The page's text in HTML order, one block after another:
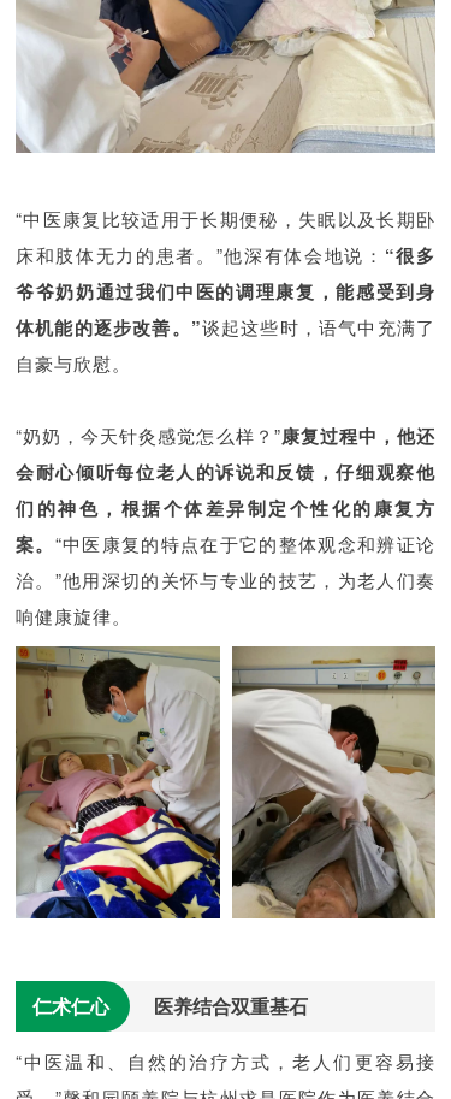
“中医康复比较适用于长期便秘，失眠以及长期卧
床和肢体无力的患者。”他深有体会地说： “很多
爷爷奶奶通过我们中医的调理康复，能感受到身
体机能的逐步改善。”谈起这些时，语气中充满了
自豪与欣慰。
“奶奶，今天针灸感觉怎么样？”康复过程中，他还
会耐心倾听每位老人的诉说和反馈，仔细观察他
们的神色，根据个体差异制定个性化的康复方
案。 “中医康复的特点在于它的整体观念和辨证论
治。”他用深切的关怀与专业的技艺，为老人们奏
响健康旋律。
仁术仁心 医养结合双重基石
“中医温和、自然的治疗方式，老人们更容易接